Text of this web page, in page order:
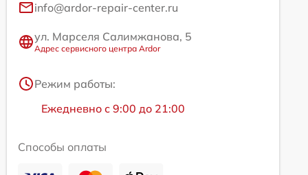
info@ardor-repair-center.ru
ул. Марселя Салимжанова, 5
Адрес сервисного центра Ardor
Режим работы:
Ежедневно с 9:00 до 21:00
Способы оплаты